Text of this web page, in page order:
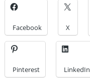
Facebook X
Pinterest LinkedIn